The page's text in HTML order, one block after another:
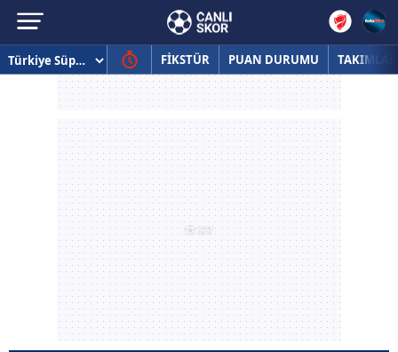
FİKSTÜR PUAN DURUMU TAKIMLAR